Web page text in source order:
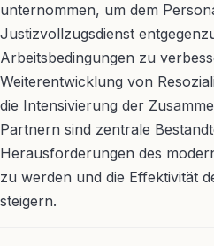
unternommen, um dem
Justizvollzugsdienst
Arbeitsbedingungen zu
Weiterentwicklung von
die Intensivierung der
Partnern sind zentrale
Herausforderungen des
zu werden und die Effektivität
steigern.